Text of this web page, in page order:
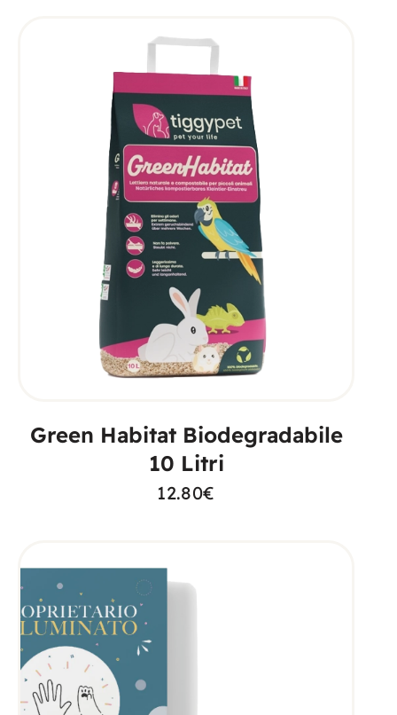
AGGIUNGI AL CARRELLO
Green Habitat Biodegradabile
10 Litri
12.80€